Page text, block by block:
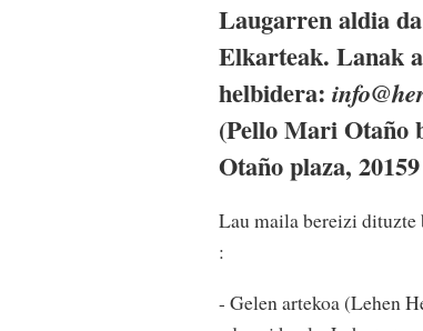
Laugarren aldia
Elkarteak. Lanak
helbidera:
(Pello Mari Otaño
Otaño plaza,
Lau maila bereizi dituzte
:
- Gelen artekoa (Lehen